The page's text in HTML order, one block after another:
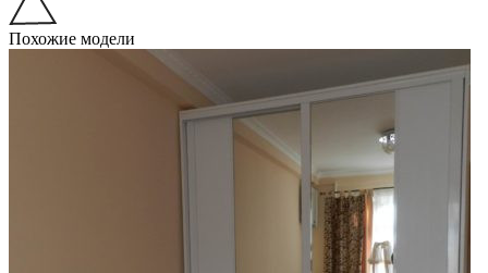
Похожие модели